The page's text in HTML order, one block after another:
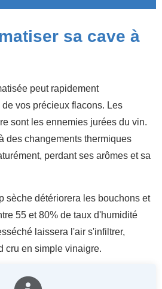
sa cave à
peut rapidement
vos précieux flacons. Les
sont les ennemies jurées du vin.
des changements thermiques
perdant ses arômes et sa
sèche détériorera les bouchons et
55 et 80% de taux d'humidité
laissera l'air s'infiltrer,
cru en simple vinaigre.